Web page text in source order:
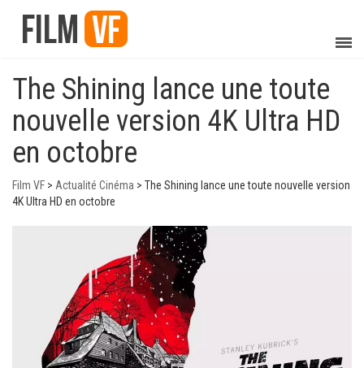
The Shining lance une toute
nouvelle version 4K Ultra HD
en octobre
Film VF > Actualité Cinéma > The Shining lance une toute nouvelle version
4K Ultra HD en octobre